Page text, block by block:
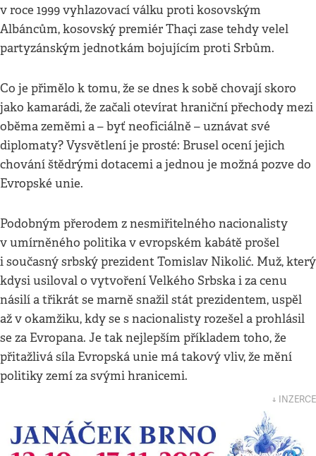
v roce 1999 vyhlazovací válku proti kosovským
Albáncům, kosovský premiér Thaçi zase tehdy velel
partyzánským jednotkám bojujícím proti Srbům.
Co je přimělo k tomu, že se dnes k sobě chovají skoro
jako kamarádi, že začali otevírat hraniční přechody mezi
oběma zeměmi a – byť neoficiálně – uznávat své
diplomaty? Vysvětlení je prosté: Brusel ocení jejich
chování štědrými dotacemi a jednou je možná pozve do
Evropské unie.
Podobným přerodem z nesmiřitelného nacionalisty
v umírněného politika v evropském kabátě prošel
i současný srbský prezident Tomislav Nikolić. Muž, který
kdysi usiloval o vytvoření Velkého Srbska i za cenu
násilí a třikrát se marně snažil stát prezidentem, uspěl
až v okamžiku, kdy se s nacionalisty rozešel a prohlásil
se za Evropana. Je tak nejlepším příkladem toho, že
přitažlivá síla Evropská unie má takový vliv, že mění
politiky zemí za svými hranicemi.
↓ INZERCE